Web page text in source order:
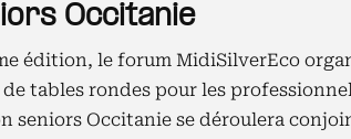
Occitanie
édition, le forum MidiSilverEco
tables rondes pour les
seniors Occitanie se déroulera